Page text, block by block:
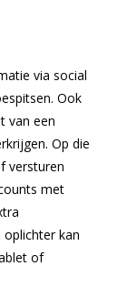
via social
Ook
van een
Op die
versturen
met
kan
of